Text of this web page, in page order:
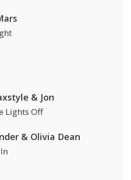
& Jon
Lights Off
& Olivia Dean